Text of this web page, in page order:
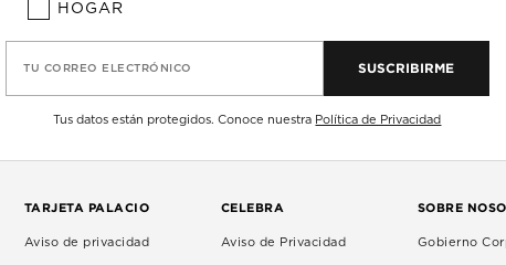
HOGAR
TU CORREO ELECTRÓNICO SUSCRIBIRME
Tus datos están protegidos. Conoce nuestra Política de Privacidad
TARJETA PALACIO
Aviso de privacidad
CELEBRA
Aviso de Privacidad
SOBRE
Gobierno